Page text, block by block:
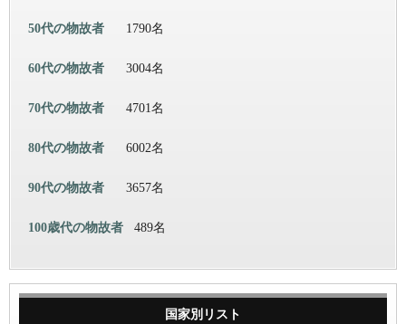
50代の物故者 1790名
60代の物故者 3004名
70代の物故者 4701名
80代の物故者 6002名
90代の物故者 3657名
100歳代の物故者 489名
国家別リスト